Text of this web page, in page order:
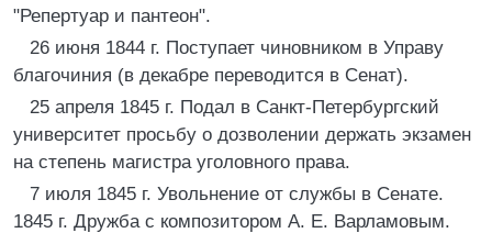
"Репертуар и пантеон".
26 июня 1844 г. Поступает чиновником в Управу
благочиния (в декабре переводится в Сенат).
25 апреля 1845 г. Подал в Санкт-Петербургский
университет просьбу о дозволении держать экзамен
на степень магистра уголовного права.
7 июля 1845 г. Увольнение от службы в Сенате.
1845 г. Дружба с композитором А. Е. Варламовым.